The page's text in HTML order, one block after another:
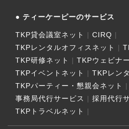
ティーケーピーのサービス
TKP貸会議室ネット
CIRQ
TKPレンタルオフィスネット
TKP研修ネット
TKPウェビナ
TKPイベントネット
TKPレン
TKPパーティー・懇親会ネット
事務局代行サービス
採用代行
TKPトラベルネット